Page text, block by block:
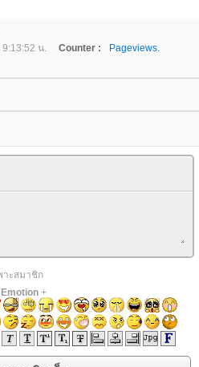
น. Counter :
Pageviews.
าะสมาชิก
Emotion+